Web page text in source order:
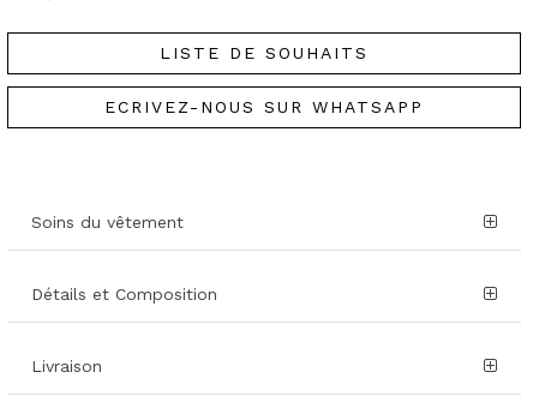
LISTE DE SOUHAITS
ECRIVEZ-NOUS SUR WHATSAPP
Soins du vêtement
Détails et Composition
Livraison